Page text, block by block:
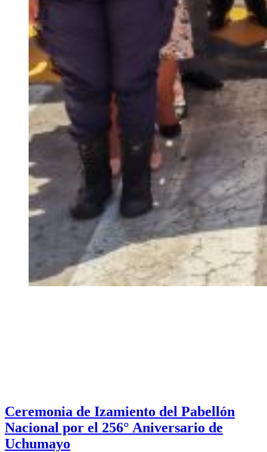
Ceremonia de Izamiento del Pabellón
Nacional por el 256° Aniversario de
Uchumayo